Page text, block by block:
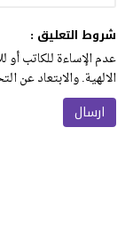
شروط التعليق :
عدم الإساءة للكاتب أو
الالهية. والابتعاد عن